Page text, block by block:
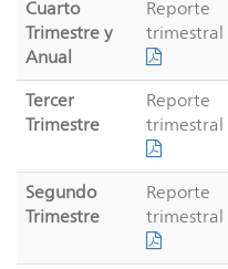
Cuarto
Trimestre y
Anual
Reporte
trimestral
Tercer
Trimestre
Reporte
trimestral
Segundo
Trimestre
Reporte
trimestral